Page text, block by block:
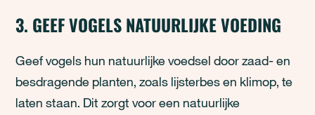
3. GEEF VOGELS NATUURLIJKE VOEDING
Geef vogels hun natuurlijke voedsel doorzaad- en
besdragende planten, zoals lijsterbes en klimop, te
laten staan. Dit zorgt voor een natuurlijke